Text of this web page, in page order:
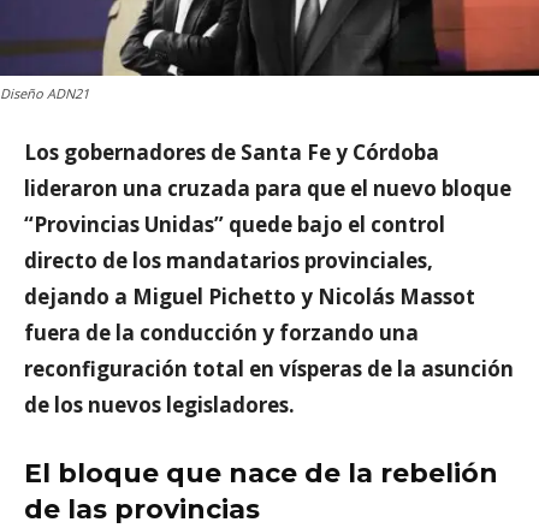
Diseño ADN21
Los gobernadores de Santa Fe y Córdoba
lideraron una cruzada para que el nuevo bloque
“Provincias Unidas” quede bajo el control
directo de los mandatarios provinciales,
dejando a Miguel Pichetto y Nicolás Massot
fuera de la conducción y forzando una
reconfiguración total en vísperas de la asunción
de los nuevos legisladores.
El bloque que nace de la rebelión
de las provincias